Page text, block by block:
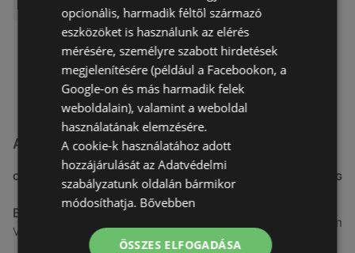
A(z) BestByte üzletei itt: Győr
CÍM TÁVOLSÁG
BestByte
Vasvári Pál út 1/A, 9024 Győr
84,64 km
opcionális, harmadik féltől származó
eszközöket is használunk az elérés
mérésére, személyre szabott hirdetések
megjelenítésére (például a Facebookon, a
Google-on és más harmadik felek
weboldalain), valamint a weboldal
használatának elemzésére.
A cookie-k használatához adott
hozzájárulását az Adatvédelmi
szabályzatunk oldalán bármikor
módosíthatja. Bővebben
ÖSSZES ELFOGADÁSA